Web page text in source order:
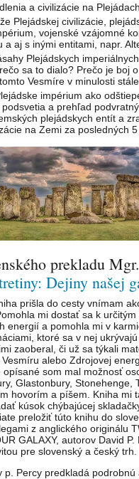
a civilizácie na
Plejádskej civilizácie,
vojenské vzájomné
a aj s inými entitami, napr.
Plejádskych
sa to dialo? Prečo je boj
Vesmíre v minulosti
impérium ako
a prehľad
plejádskych entít a
na Zemi za posledných
prekladu
Dejiny našej
prišla do cesty vnímam
mi dostať sa k určitým
energií a pomohla mi v
ktoré sa v nej
zaoberal, či už sa týkali
alebo Zdrojovej
opísané som mal možnosť
Glastonbury, Stonehenge,
hovorím a píšem. Kniha mi
kúsok chýbajúcej
preložiť túto knihu do
z anglického originálu
GALAXY, autorov David P.
pre slovenský a český trh.
p. Percy predkladá podrobnú